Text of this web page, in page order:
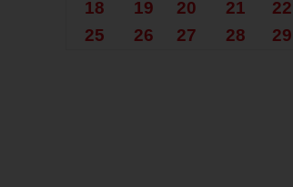
18
19 20 21 22
25
26 27 28 29